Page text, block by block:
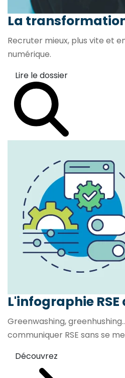
La
Recruter mieux, plus vite et
numérique.
Lire le dossier
L'infographie
Greenwashing,
communiquer RSE sans se
Découvrez